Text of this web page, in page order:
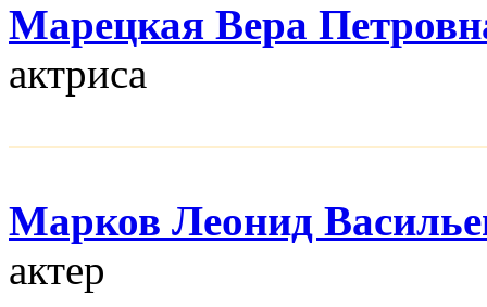
Марецкая Вера
актриса
Марков Леонид
актер